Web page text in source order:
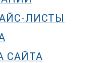
ЛИСТЫ
САЙТА